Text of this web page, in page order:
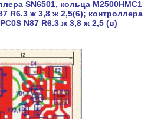
SN6501, кольца М2500НМС1
R6.3 ж 3,8 ж 2,5(6); контроллера
N87 R6.3 ж 3,8 ж 2,5 (в)